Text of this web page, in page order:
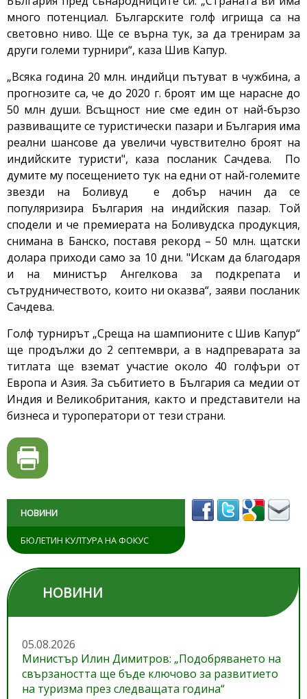
много потенциал. Българските голф игрища са на
световно ниво. Ще се върна тук, за да тренирам за
други големи турнири“, каза Шив Капур.
„Всяка година 20 млн. индийци пътуват в чужбина, а
прогнозите са, че до 2020 г. броят им ще нарасне до
50 млн души. Всъщност ние сме един от най-бързо
развиващите се туристически пазари и България има
реални шансове да увеличи чувствително броят на
индийските туристи", каза посланик Сачдева. По
думите му посещението тук на едни от най-големите
звезди на Боливуд е добър начин да се
популяризира България на индийския пазар. Той
сподели и че премиерата на Боливудска продукция,
снимана в Банско, поставя рекорд – 50 млн. щатски
долара приходи само за 10 дни. "Искам да благодаря
и на министър Ангелкова за подкрепата и
сътрудничеството, които ни оказва“, заяви посланик
Сачдева.
Голф турнирът „Среща на шампионите с Шив Капур“
ще продължи до 2 септември, а в надпреварата за
титлата ще вземат участие около 40 голфъри от
Европа и Азия. За събитието в България са медии от
Индия и Великобритания, както и представители на
бизнеса и туроператори от тези страни.
НОВИНИ
БЮЛЕТИН КУЛТУРА НА ФОКУС
НОВИНИ
05.08.2026
Министър Илин Димитров: „Подобряването на
свързаността ще бъде ключово за развитието
на туризма през следващата година“